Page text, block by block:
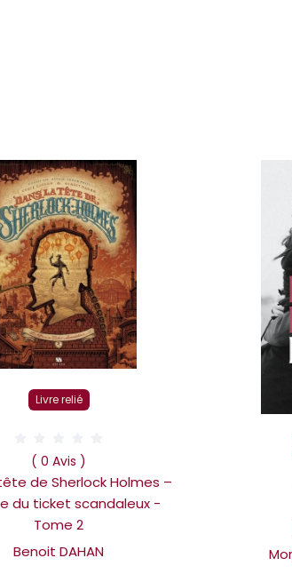
Livre relié
( 0 Avis )
de Sherlock Holmes –
du ticket scandaleux -
Tome 2
Benoit DAHAN